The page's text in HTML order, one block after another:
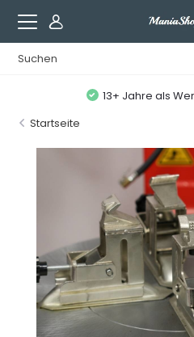
13+ Jahre als
Startseite